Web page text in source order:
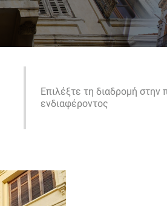
Επιλέξτε τη διαδρομή
ενδιαφέροντος